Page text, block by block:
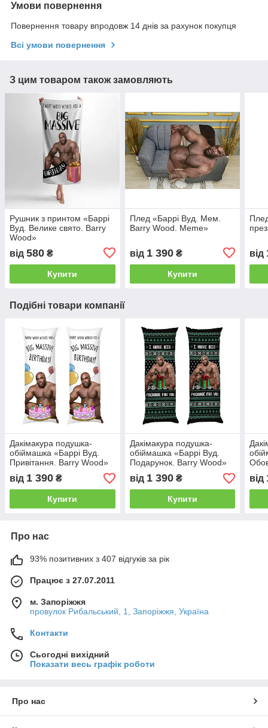
Умови повернення
Повернення товару впродовж 14 днів за рахунок покупця
Всі умови повернення
З цим товаром також замовляють
Рушник з принтом «Баррі
Вуд. Велике свято. Barry
Wood»
від 580 ₴
Купити
Плед «Баррі Вуд. Мем.
Barry Wood. Meme»
від 1 390₴
Купити
від
Подібні товари компанії
Дакімакура подушка-
обіймашка «Баррі Вуд.
Привітання. Barry Wood»
від 1 390 ₴
Купити
Дакімакура подушка-
обіймашка «Баррі Вуд.
Подарунок. Barry Wood»
від 1 390₴
Купити
від
Про нас
93% позитивних з 407 відгуків за рік
Працює з 27.07.2011
м. Запоріжжя
провулок Рибальський, 1, Запоріжжя, Україна
Контакти
Сьогодні вихідний
Показати весь графік роботи
Про нас